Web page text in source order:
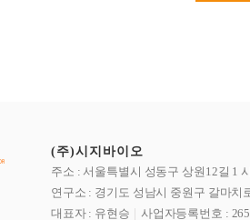
(주)시지바이오
주소 : 서울특별시 성동구 상원12길 1
연구소 : 경기도 성남시 중원구 갈마치
대표자 : 유현승
사업자등록번호 :